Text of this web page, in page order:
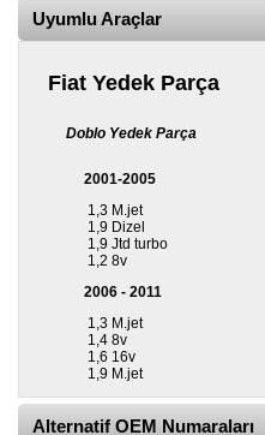
Motor
Yağları
Soket
Uyumlu Araçlar
Fiat Yedek Parça
Doblo Yedek Parça
2001-2005
1,3 M.jet
1,9 Dizel
1,9 Jtd turbo
1,2 8v
2006 - 2011
1,3 M.jet
1,4 8v
1,6 16v
1,9 M.jet
Alternatif OEM Numaraları